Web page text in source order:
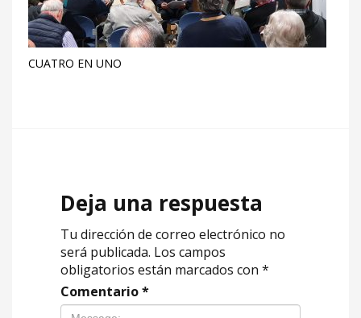
CUATRO EN UNO
Deja una respuesta
Tu dirección de correo electrónico no
será publicada. Los campos
obligatorios están marcados con *
Comentario*